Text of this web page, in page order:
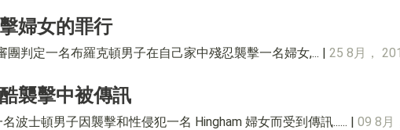
婦女的罪行
判定一名布羅克頓男子在自己家中殘忍襲擊一名婦女,... | 25 8月，
襲擊中被傳訊
士頓男子因襲擊和性侵犯一名 Hingham 婦女而受到傳訊...... | 09 8月